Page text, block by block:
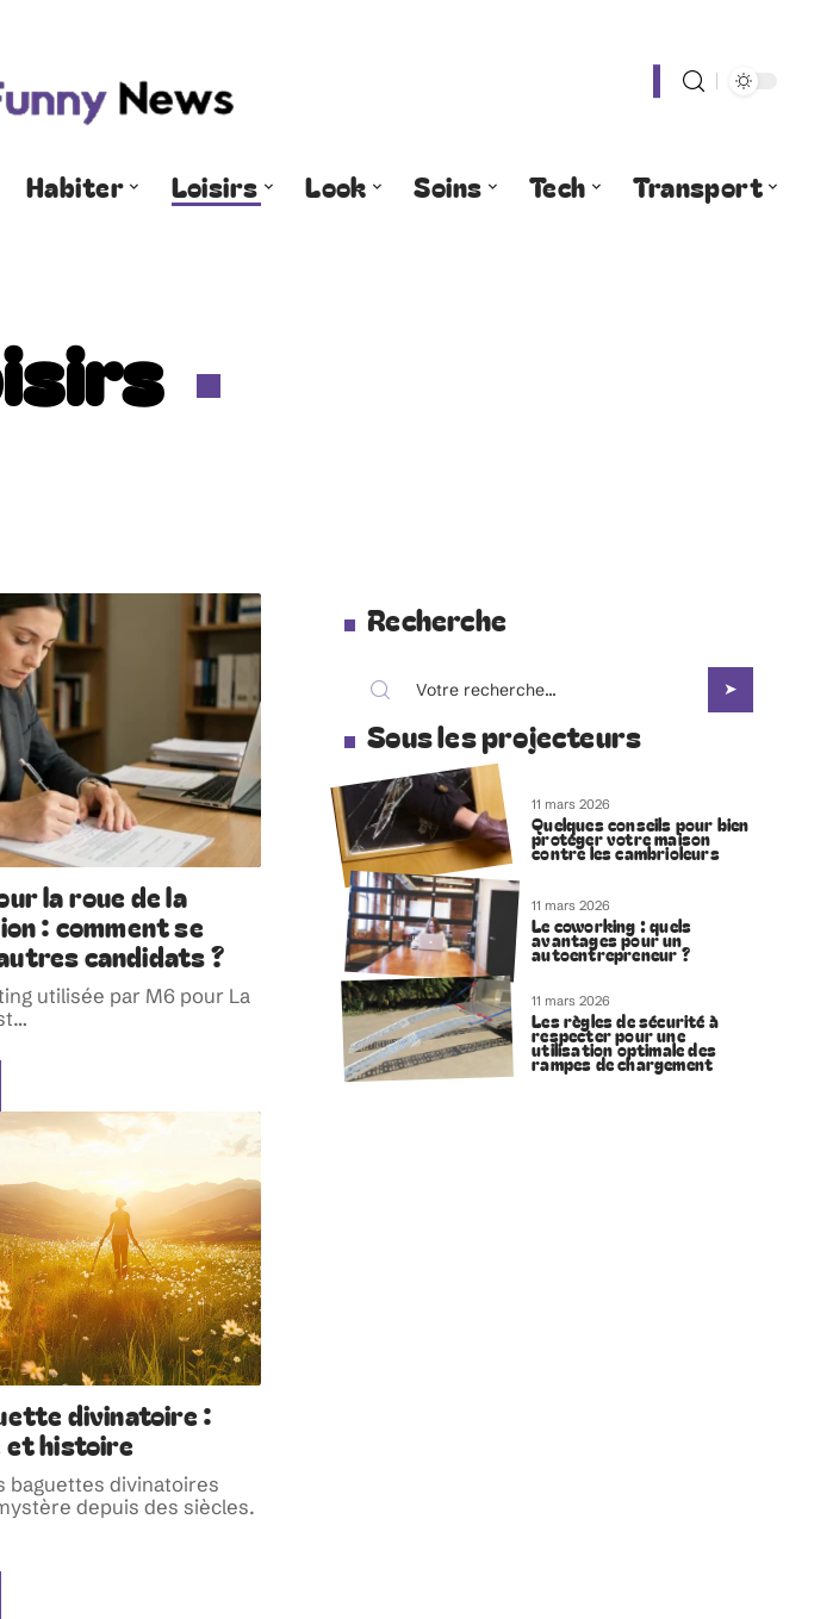
Habiter Loisirs Look Soins Tech Transport
la roue de la
: comment se
candidats ?
utilisée par M6 pour La
…
divinatoire :
et histoire
baguettes divinatoires
depuis des siècles.
Recherche
Sous les projecteurs
11 mars 2026
Quelques conseils pour bien
protéger votre maison
contre les cambrioleurs
11 mars 2026
Le coworking : quels
avantages pour un
autoentrepreneur ?
11 mars 2026
Les règles de sécurité à
respecter pour une
utilisation optimale des
rampes de chargement